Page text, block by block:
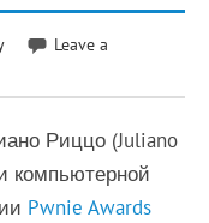
Leave a
Риццо (Juliano
компьютерной
Pwnie Awards